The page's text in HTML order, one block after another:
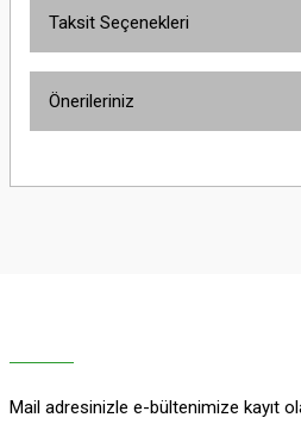
Taksit Seçenekleri
Önerileriniz
yetersiz gördüğünüz noktaları öneri
Bu ürüne benzer farklı alternatifler
Mail adresinizle e-bültenimize kayıt